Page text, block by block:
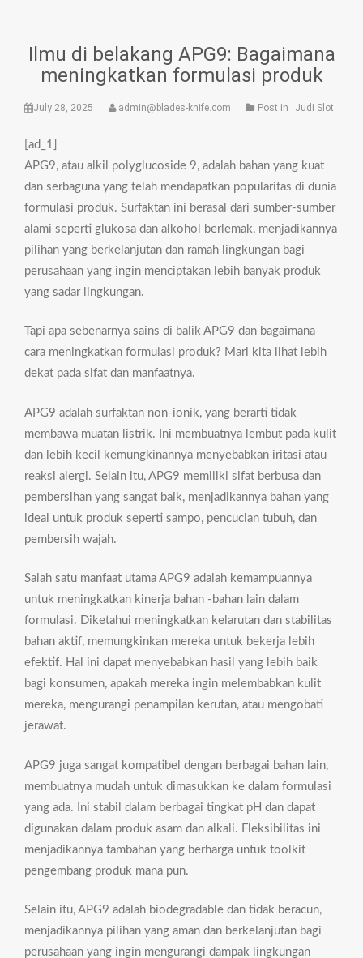
Ilmu di belakang APG9: Bagaimana
meningkatkan formulasi produk
July 28, 2025 admin@blades-knife.com Post in Judi Slot
[ad_1]
APG9, atau alkil polyglucoside 9, adalah bahan yang kuat
dan serbaguna yang telah mendapatkan popularitas di dunia
formulasi produk. Surfaktan ini berasal dari sumber-sumber
alami seperti glukosa dan alkohol berlemak, menjadikannya
pilihan yang berkelanjutan dan ramah lingkungan bagi
perusahaan yang ingin menciptakan lebih banyak produk
yang sadar lingkungan.
Tapi apa sebenarnya sains di balik APG9 dan bagaimana
cara meningkatkan formulasi produk? Mari kita lihat lebih
dekat pada sifat dan manfaatnya.
APG9 adalah surfaktan non-ionik, yang berarti tidak
membawa muatan listrik. Ini membuatnya lembut pada kulit
dan lebih kecil kemungkinannya menyebabkan iritasi atau
reaksi alergi. Selain itu, APG9 memiliki sifat berbusa dan
pembersihan yang sangat baik, menjadikannya bahan yang
ideal untuk produk seperti sampo, pencucian tubuh, dan
pembersih wajah.
Salah satu manfaat utama APG9 adalah kemampuannya
untuk meningkatkan kinerja bahan -bahan lain dalam
formulasi. Diketahui meningkatkan kelarutan dan stabilitas
bahan aktif, memungkinkan mereka untuk bekerja lebih
efektif. Hal ini dapat menyebabkan hasil yang lebih baik
bagi konsumen, apakah mereka ingin melembabkan kulit
mereka, mengurangi penampilan kerutan, atau mengobati
jerawat.
APG9 juga sangat kompatibel dengan berbagai bahan lain,
membuatnya mudah untuk dimasukkan ke dalam formulasi
yang ada. Ini stabil dalam berbagai tingkat pH dan dapat
digunakan dalam produk asam dan alkali. Fleksibilitas ini
menjadikannya tambahan yang berharga untuk toolkit
pengembang produk mana pun.
Selain itu, APG9 adalah biodegradable dan tidak beracun,
menjadikannya pilihan yang aman dan berkelanjutan bagi
perusahaan yang ingin mengurangi dampak lingkungan